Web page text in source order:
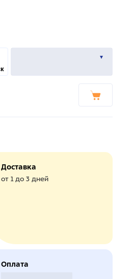
Доставка
от 1 до 3 дней
Оплата